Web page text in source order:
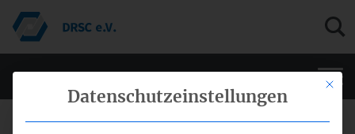
Mit
Datenschutzeinstellungen